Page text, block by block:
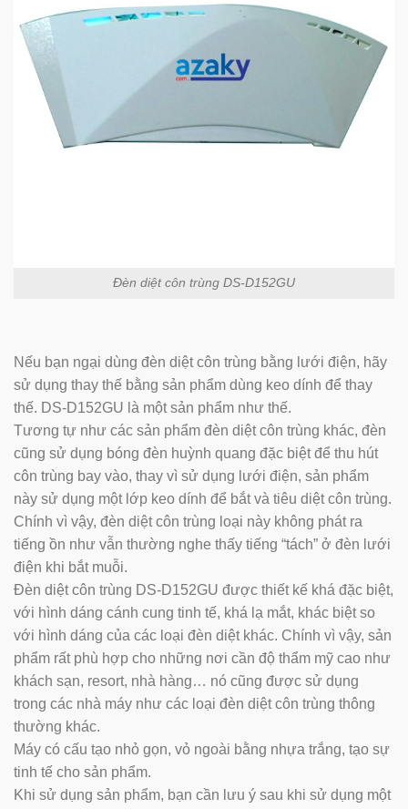
Đèn diệt côn trùng DS-D152GU
Nếu bạn ngại dùng đèn diệt côn trùng bằng lưới điện, hãy
sử dụng thay thế bằng sản phẩm dùng keo dính để thay
thế. DS-D152GU là một sản phẩm như thế.
Tương tự như các sản phẩm đèn diệt côn trùng khác, đèn
cũng sử dụng bóng đèn huỳnh quang đặc biệt để thu hút
côn trùng bay vào, thay vì sử dụng lưới điện, sản phẩm
này sử dụng một lớp keo dính để bắt và tiêu diệt côn trùng.
Chính vì vậy, đèn diệt côn trùng loại này không phát ra
tiếng ồn như vẫn thường nghe thấy tiếng “tách” ở đèn lưới
điện khi bắt muỗi.
Đèn diệt côn trùng DS-D152GU được thiết kế khá đặc biệt,
với hình dáng cánh cung tinh tế, khá lạ mắt, khác biệt so
với hình dáng của các loại đèn diệt khác. Chính vì vậy, sản
phẩm rất phù hợp cho những nơi cần độ thẩm mỹ cao như
khách sạn, resort, nhà hàng… nó cũng được sử dụng
trong các nhà máy như các loại đèn diệt côn trùng thông
thường khác.
Máy có cấu tạo nhỏ gọn, vỏ ngoài bằng nhựa trắng, tạo sự
tinh tế cho sản phẩm.
Khi sử dụng sản phẩm, bạn cần lưu ý sau khi sử dụng một